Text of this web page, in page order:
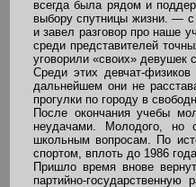
всегда была рядом и
выбору спутницы жизни. —
и завел разговор про наше
среди представителей
уговорили «своих» девушек
Среди этих девчат-
дальнейшем они не
прогулки по городу в
После окончания учебы
неудачами. Молодого, но
школьным вопросам. По
спортом, вплоть до 1986
Пришло время внове
партийно-